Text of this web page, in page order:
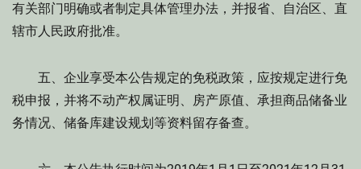
有关部门明确或者制定具体管理办法，并报省、自治区、直
辖市人民政府批准。
五、企业享受本公告规定的免税政策，应按规定进行免
税申报，并将不动产权属证明、房产原值、承担商品储备业
务情况、储备库建设规划等资料留存备查。